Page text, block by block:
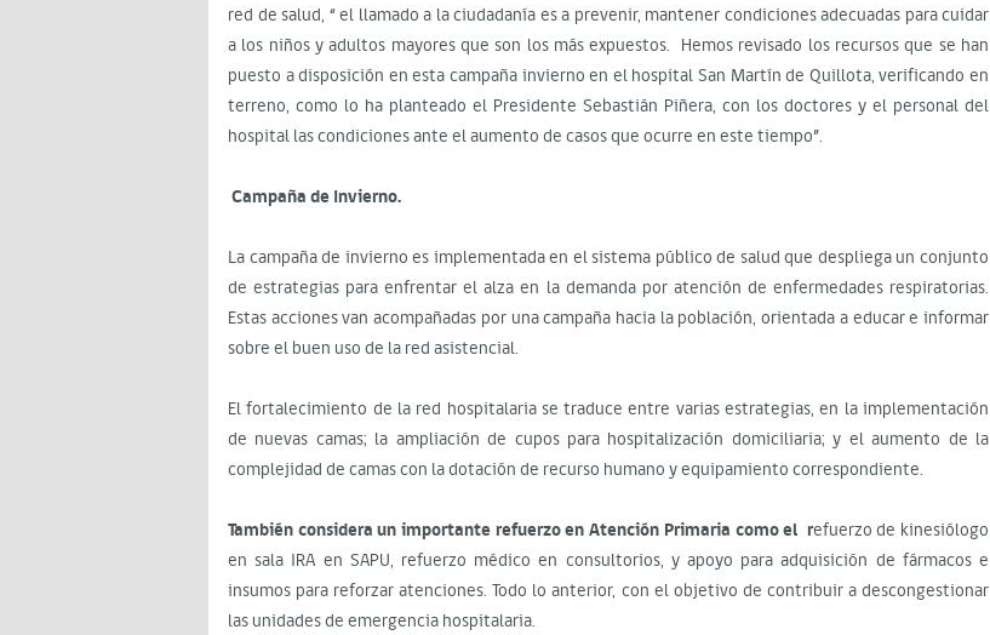
red de salud, “ el llamado a la ciudadanía es a prevenir, mantener condiciones adecuadas para cuidar
a los niños y adultos mayores que son los más expuestos. Hemos revisado los recursos que se han
puesto a disposición en esta campaña invierno en el hospital San Martín de Quillota, verificando en
terreno, como lo ha planteado el Presidente Sebastián Piñera, con los doctores y el personal del
hospital las condiciones ante el aumento de casos que ocurre en este tiempo”.
Campaña de Invierno.
La campaña de invierno es implementada en el sistema público de salud que despliega un conjunto
de estrategias para enfrentar el alza en la demanda por atención de enfermedades respiratorias.
Estas acciones van acompañadas por una campaña hacia la población, orientada a educar e informar
sobre el buen uso de la red asistencial.
El fortalecimiento de la red hospitalaria se traduce entre varias estrategias, en la implementación
de nuevas camas; la ampliación de cupos para hospitalización domiciliaria; y el aumento de la
complejidad de camas con la dotación de recurso humano y equipamiento correspondiente.
También considera un importante refuerzo en Atención Primaria como el refuerzo de kinesiólogo
en sala IRA en SAPU, refuerzo médico en consultorios, y apoyo para adquisición de fármacos e
insumos para reforzar atenciones. Todo lo anterior, con el objetivo de contribuir a descongestionar
las unidades de emergencia hospitalaria.